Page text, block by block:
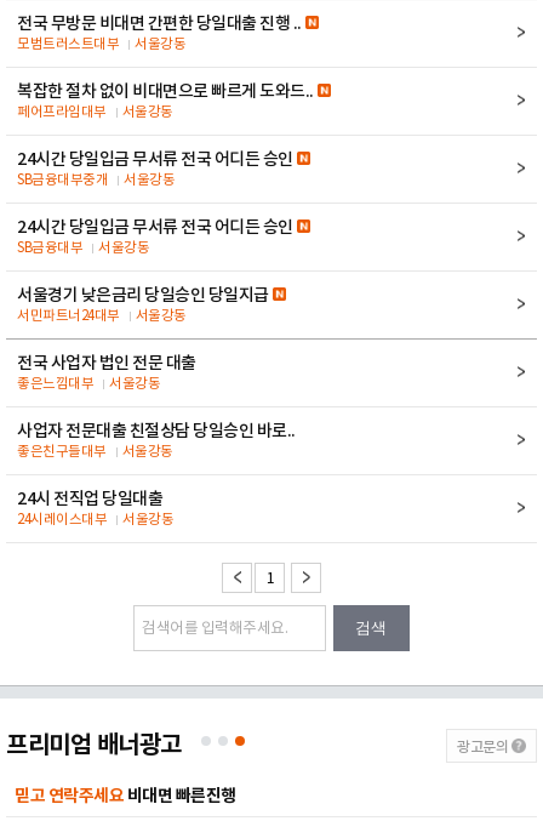
전국 무방문 비대면 간편한 당일대출 진행 ..
모범트러스트대부 서울강동
복잡한 절차 없이 비대면으로 빠르게 도와드..
페어프라임대부 서울강동
24시간 당일입금 무서류 전국 어디든 승인
SB금융대부중개 서울강동
24시간 당일입금 무서류 전국 어디든 승인
SB금융대부 서울강동
서울경기 낮은금리 당일승인 당일지급
서민파트너24대부 서울강동
전국 사업자 법인 전문 대출
좋은느낌대부 서울강동
사업자 전문대출 친절상담 당일승인 바로..
좋은친구들대부 서울강동
24시 전직업 당일대출
24시레이스대부 서울강동
1
검색
프리미엄 배너광고 광고문의
믿고 연락주세요 비대면 빠른진행